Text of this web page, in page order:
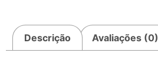
Descrição Avaliações (0)